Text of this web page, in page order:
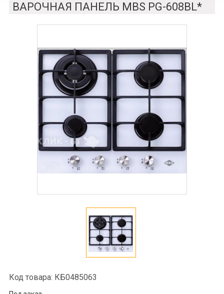
ВАРОЧНАЯ ПАНЕЛЬ MBS PG-608BL*
Код товара: КБ0485063